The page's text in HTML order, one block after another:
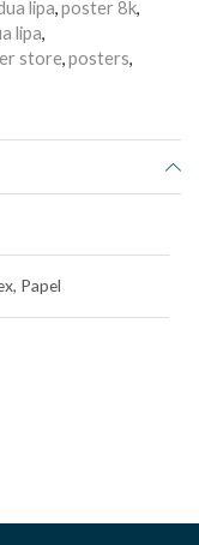
lipa,poster 8k,
lipa,
store,posters,
Papel